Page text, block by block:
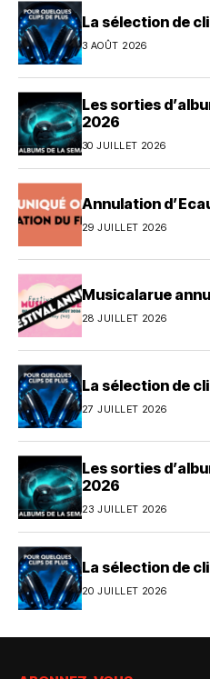
La sélection de
3 AOÛT 2026
Les sorties
2026
30 JUILLET 2026
Annulation
29 JUILLET 2026
Musicalarue
28 JUILLET 2026
La sélection de
27 JUILLET 2026
Les sorties
2026
23 JUILLET 2026
La sélection de
20 JUILLET 2026